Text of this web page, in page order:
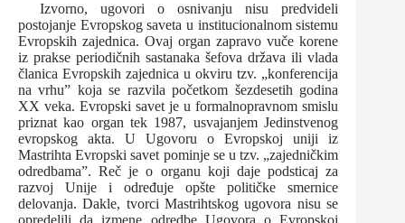
Izvorno, ugovori o osnivanju nisu predvideli
postojanje Evropskog saveta u institucionalnom sistemu
Evropskih zajednica. Ovaj organ zapravo vuče korene
iz prakse periodičnih sastanaka šefova država ili vlada
članica Evropskih zajednica u okviru tzv. „konferencija
na vrhu” koja se razvila početkom šezdesetih godina
XX veka. Evropski savet je u formalnopravnom smislu
priznat kao organ tek 1987, usvajanjem Jedinstvenog
evropskog akta. U Ugovoru o Evropskoj uniji iz
Mastrihta Evropski savet pominje se u tzv. „zajedničkim
odredbama”. Reč je o organu koji daje podsticaj za
razvoj Unije i određuje opšte političke smernice
delovanja. Dakle, tvorci Mastrihtskog ugovora nisu se